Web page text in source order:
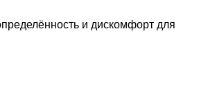
и дискомфорт для